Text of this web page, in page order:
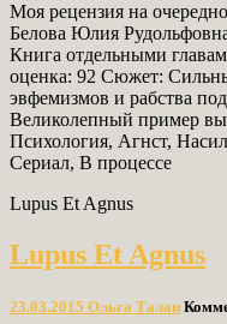
Моя рецензия на
Белова Юлия
Книга отдельными
оценка: 92 Сюжет:
эвфемизмов и рабства
Великолепный пример
Психология, Агнст,
Сериал, В процессе
Lupus Et Agnus
Lupus Et Agnus
23.03.2015 Ольга Талан